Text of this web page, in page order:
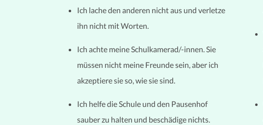
Ich lache den anderen nicht aus und verletze
ihn nicht mit Worten.
Ich achte meine Schulkamerad/-innen. Sie
müssen nicht meine Freunde sein, aber ich
akzeptiere sie so, wie sie sind.
Ich helfe die Schule und den Pausenhof
sauber zu halten und beschädige nichts.